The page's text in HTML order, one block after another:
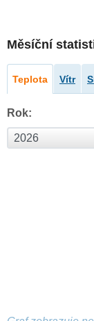
Měsíční
Teplota Vítr
Rok: